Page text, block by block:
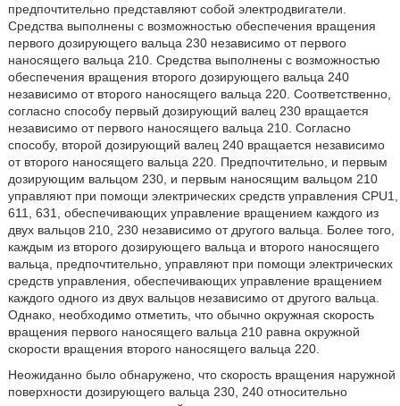
предпочтительно представляют собой электродвигатели.
Средства выполнены с возможностью обеспечения вращения
первого дозирующего вальца 230 независимо от первого
наносящего вальца 210. Средства выполнены с возможностью
обеспечения вращения второго дозирующего вальца 240
независимо от второго наносящего вальца 220. Соответственно,
согласно способу первый дозирующий валец 230 вращается
независимо от первого наносящего вальца 210. Согласно
способу, второй дозирующий валец 240 вращается независимо
от второго наносящего вальца 220. Предпочтительно, и первым
дозирующим вальцом 230, и первым наносящим вальцом 210
управляют при помощи электрических средств управления CPU1,
611, 631, обеспечивающих управление вращением каждого из
двух вальцов 210, 230 независимо от другого вальца. Более того,
каждым из второго дозирующего вальца и второго наносящего
вальца, предпочтительно, управляют при помощи электрических
средств управления, обеспечивающих управление вращением
каждого одного из двух вальцов независимо от другого вальца.
Однако, необходимо отметить, что обычно окружная скорость
вращения первого наносящего вальца 210 равна окружной
скорости вращения второго наносящего вальца 220.
Неожиданно было обнаружено, что скорость вращения наружной
поверхности дозирующего вальца 230, 240 относительно